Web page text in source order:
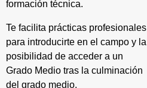
formación técnica.
Te facilita prácticas profesionales
para introducirte en el campo y la
posibilidad de acceder a un
Grado Medio tras la culminación
del grado medio.